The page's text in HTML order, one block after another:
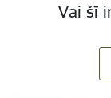
Vai šī